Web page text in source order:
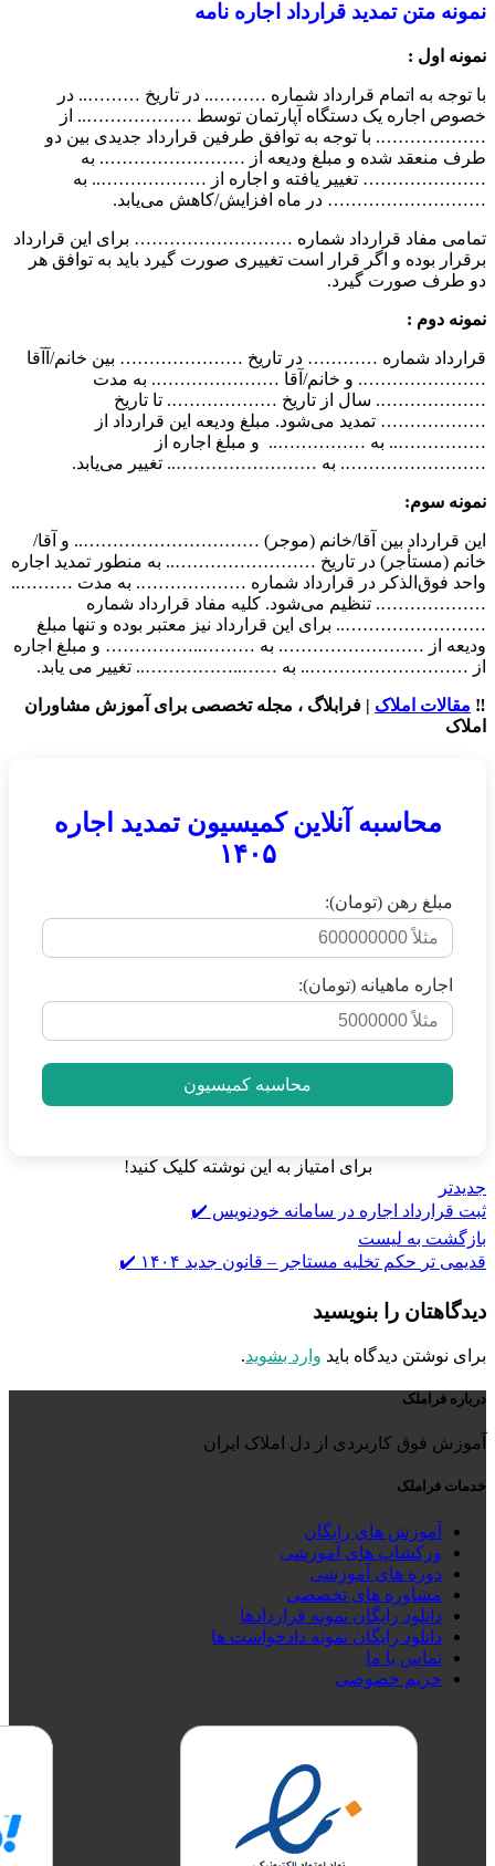
نمونه متن تمدید قرارداد اجاره نامه
نمونه اول :
با توجه به اتمام قرارداد شماره ……….. در تاریخ ……….. در
خصوص اجاره یک دستگاه آپارتمان توسط ……………….. از
………………. با توجه به توافق طرفین قرارداد جدیدی بین دو
طرف منعقد شده و مبلغ ودیعه از ……………………. به
………………… تغییر یافته و اجاره از ……………….. به
……………………… در ماه افزایش/کاهش می‌یابد.
تمامی مفاد قرارداد شماره ……………………… برای این قرارداد
برقرار بوده و اگر قرار است تغییری صورت گیرد باید به توافق هر
دو طرف صورت گیرد.
نمونه دوم :
قرارداد شماره ………… در تاریخ ………………… بین خانم/آآقا
…………………. و خانم/آقا …………………. به مدت
………………. سال از تاریخ ………………. تا تاریخ
……………… تمدید می‌شود. مبلغ ودیعه این قرارداد از
…………….. به …………….. و مبلغ اجاره از
……………………. به …………………….. تغییر می‌یابد.
نمونه سوم:
این قرارداد بین آقا/خانم (موجر) ………………………….. و آقا/
خانم (مستأجر) در تاریخ …………………….. به منطور تمدید اجاره
واحد فوق‌الذکر در قرارداد شماره ………………. به مدت ………..
………………. تنظیم می‌شود. کلیه مفاد قرارداد شماره
…………………….. برای این قرارداد نیز معتبر بوده و تنها مبلغ
ودیعه از ……………………. به ………..…………… و مبلغ اجاره
از ……………………….. به ……..…………….. تغییر می‌ یابد.
‼️ مقالات املاک | فرابلاگ ، مجله تخصصی برای آموزش مشاوران
املاک
محاسبه آنلاین کمیسیون تمدید اجاره
۱۴۰۵
مبلغ رهن (تومان):
اجاره ماهیانه (تومان):
محاسبه کمیسیون
برای امتیاز به این نوشته کلیک کنید!
جدیدتر
ثبت قرارداد اجاره در سامانه خودنویس ✔️
بازگشت به لیست
قدیمی تر حکم تخلیه مستاجر – قانون جدید ۱۴۰۴ ✔️
دیدگاهتان را بنویسید
برای نوشتن دیدگاه باید وارد بشوید.
درباره فراملک
آموزش فوق کاربردی از دل املاک ایران
خدمات فراملک
آموزش های رایگان
ورکشاپ های آموزشی
دوره های آموزشی
مشاوره های تخصصی
دانلود رایگان نمونه قراردادها
دانلود رایگان نمونه دادخواست ها
تماس با ما
حریم خصوصی